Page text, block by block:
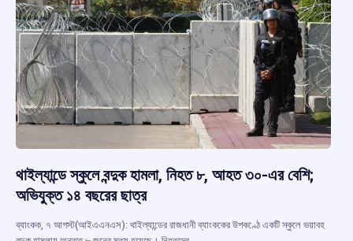
থাইল্যান্ডে স্কুলে বন্দুক হামলা, নিহত ৮, আহত ৩০-এর বেশি;
অভিযুক্ত ১৪ বছরের ছাত্র
ব্যাংকক, ৭ আগস্ট(আইএএনএস): থাইল্যান্ডের রাজধানী ব্যাংককের উপকণ্ঠে একটি স্কুলে ভয়াবহ